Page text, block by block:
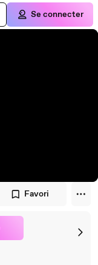
Se connecter
Favori